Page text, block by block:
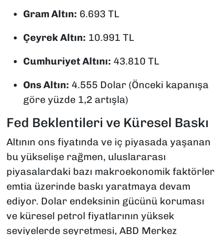
Gram Altın: 6.693 TL
Çeyrek Altın: 10.991 TL
Cumhuriyet Altını: 43.810 TL
Ons Altın: 4.555 Dolar (Önceki kapanışa
göre yüzde 1,2 artışla)
Fed Beklentileri ve Küresel Baskı
Altının ons fiyatında ve iç piyasada yaşanan
bu yükselişe rağmen, uluslararası
piyasalardaki bazı makroekonomik faktörler
emtia üzerinde baskı yaratmaya devam
ediyor. Dolar endeksinin gücünü koruması
ve küresel petrol fiyatlarının yüksek
seviyelerde seyretmesi, ABD Merkez